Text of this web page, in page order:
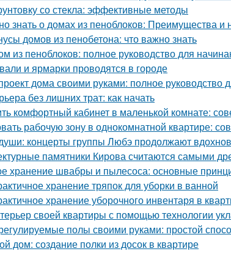
со стекла: эффективные методы
знать о домах из пеноблоков: Преимущества и
домов из пенобетона: что важно знать
из пеноблоков: полное руководство для
и ярмарки проводятся в городе
дома своими руками: полное
без лишних трат: как начать
комфортный кабинет в маленькой комнате:
рабочую зону в однокомнатной квартире:
концерты группы Любэ продолжают
памятники Кирова считаются самыми
хранение швабры и пылесоса: основные
хранение тряпок для уборки в ванной
хранение уборочного инвентаря в
своей квартиры с помощью технологии
полы своими руками: простой
дом: создание полки из досок в квартире